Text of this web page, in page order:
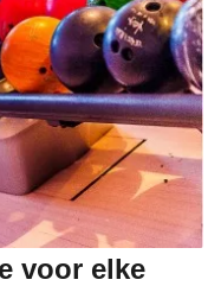
voor elke